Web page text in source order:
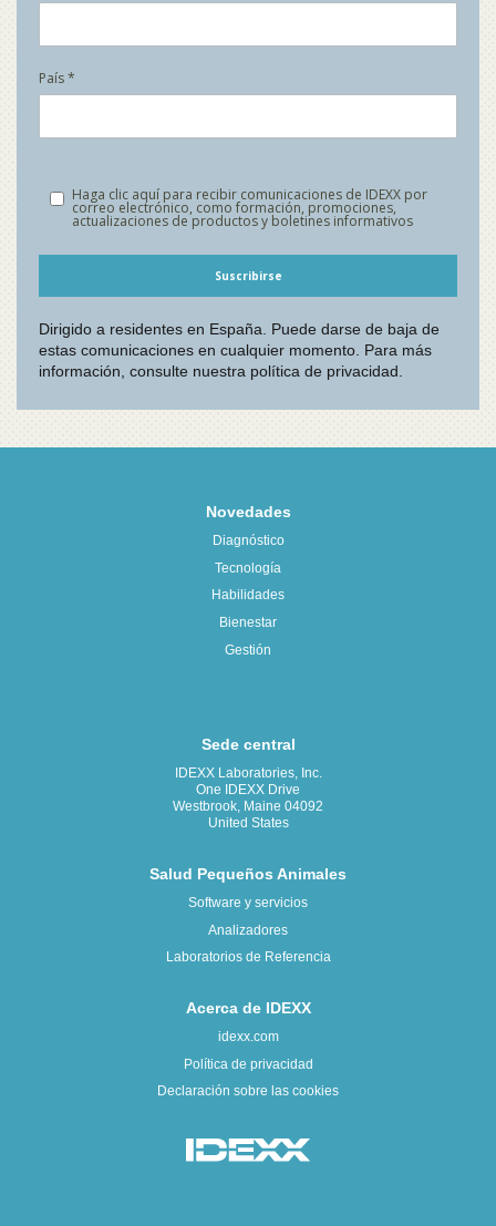
Novedades
Diagnóstico
Tecnología
Habilidades
Bienestar
Gestión
Sede central
IDEXX Laboratories, Inc.
One IDEXX Drive
Westbrook, Maine 04092
United States
Salud Pequeños Animales
Software y servicios
Analizadores
Laboratorios de Referencia
Acerca de IDEXX
idexx.com
Política de privacidad
Declaración sobre las cookies